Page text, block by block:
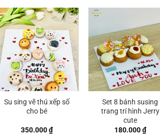
Su sing vẽ thú xếp số
cho bé
350.000₫
Set 8 bánh susing
trang trí hình Jerry
cute
180.000₫